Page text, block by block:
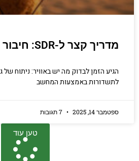
מדריך קצר ל-SDR: חיבור הרדיו למחשב
הגיע הזמן לבדוק מה יש באוויר: ניתוח של
לתשדורות באמצעות המחשב
ספטמבר 14, 2025
טען עוד